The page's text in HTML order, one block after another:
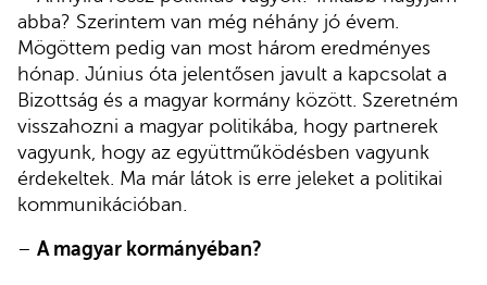
abba? Szerintem van még néhány jó évem.
Mögöttem pedig van most három eredményes
hónap. Június óta jelentősen javult a kapcsolat a
Bizottság és a magyar kormány között. Szeretném
visszahozni a magyar politikába, hogy partnerek
vagyunk, hogy az együttműködésben vagyunk
érdekeltek. Ma már látok is erre jeleket a politikai
kommunikációban.
– A magyar kormányéban?